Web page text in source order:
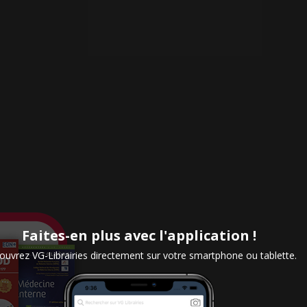
Faites-en plus avec l'application !
VG-Librairies directement sur votre smartphone ou tablette.